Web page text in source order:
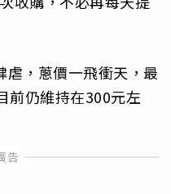
虐，蔥價一飛衝天，最
前仍維持在300元左